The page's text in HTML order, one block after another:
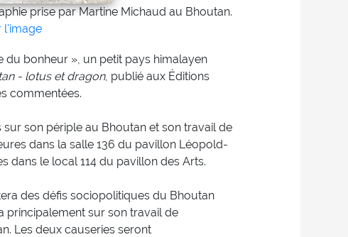
prise par Martine Michaud au Bhoutan.
l'image
bonheur », un petit pays himalayen
- lotus et dragon, publié aux Éditions
commentées.
son périple au Bhoutan et son travail de
dans la salle 136 du pavillon Léopold-
dans le local 114 du pavillon des Arts.
des défis sociopolitiques du Bhoutan
principalement sur son travail de
Les deux causeries seront